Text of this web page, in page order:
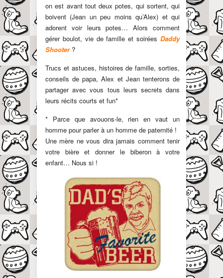
on est avant tout deux potes, qui sortent, qui
boivent (Jean un peu moins qu’Alex) et qui
adorent voir leurs potes… Alors comment
gérer boulot, vie de famille et soirées Daddy
Shooter?
Trucs et astuces, histoires de famille, sorties,
conseils de papa, Alex et Jean tenterons de
partager avec vous tous leurs secrets dans
leurs récits courts et fun*
* Parce que avouons-le, rien en vaut un
homme pour parler à un homme de paternité !
Une mère ne vous dira jamais comment tenir
votre bière et donner le biberon à votre
enfant… Nous si !